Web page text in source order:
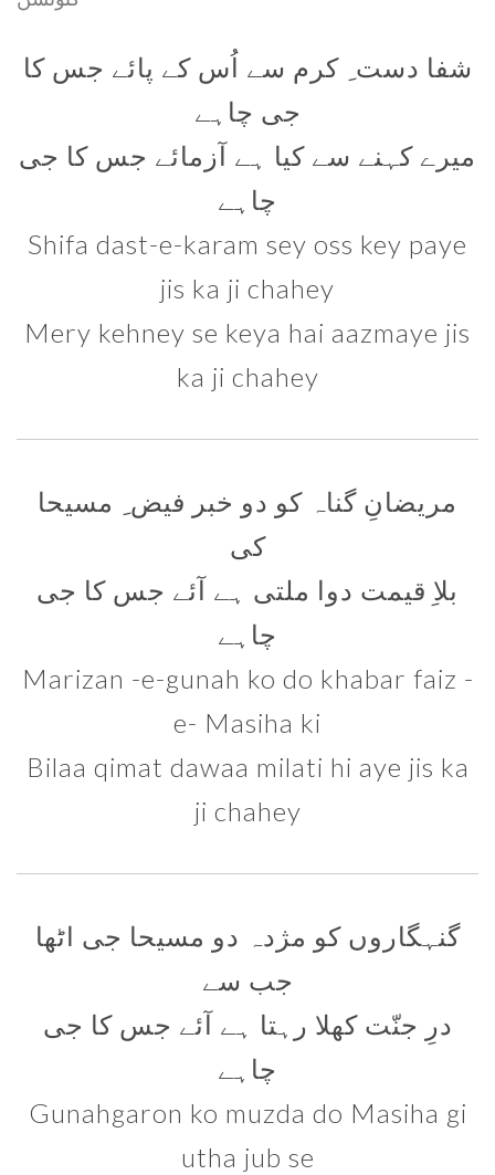
شفا دست ِ کرم سے اُس کے پائے جس کا
جی چاہے
میرے کہنے سے کیا ہے آزمائے جس کا جی
چاہے
Shifa dast-e-karam sey oss key paye
jis ka ji chahey
Mery kehney se keya hai aazmaye jis
ka ji chahey
مریضانِ گناہ کو دو خبر فیض ِ مسیحا
کی
بلاِ قیمت دوا ملتی ہے آئے جس کا جی
چاہے
Marizan -e-gunah ko do khabar faiz -
e- Masiha ki
Bilaa qimat dawaa milati hi aye jis ka
ji chahey
گنہگاروں کو مژدہ دو مسیحا جی اٹھا
جب سے
درِ جنّت کھلا رہتا ہے آئے جس کا جی
چاہے
Gunahgaron ko muzda do Masiha gi
utha jub se